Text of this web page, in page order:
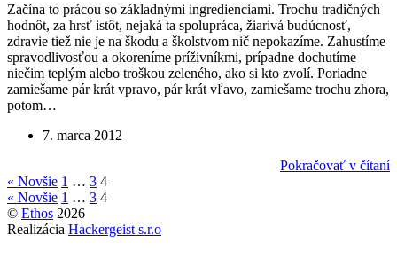
Začína to prácou so základnými ingredienciami. Trochu tradičných
hodnôt, za hrsť istôt, nejaká ta spolupráca, žiarivá budúcnosť,
zdravie tiež nie je na škodu a školstvom nič nepokazíme. Zahustíme
spravodlivosťou a okoreníme príživníkmi, prípadne dochutíme
niečim teplým alebo troškou zeleného, ako si kto zvolí. Poriadne
zamiešame pár krát vpravo, pár krát vľavo, zamiešame trochu zhora,
potom…
7. marca 2012
Pokračovať v čítaní
« Novšie 1 … 3 4
« Novšie 1 … 3 4
© Ethos 2026
Realizácia Hackergeist s.r.o